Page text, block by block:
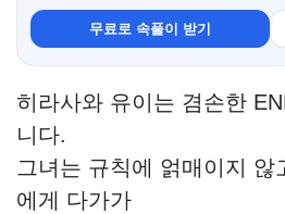
무료로 속풀이 받기
히라사와 유이는 겸손한
니다.
그녀는 규칙에 얽매이지
에게 다가가